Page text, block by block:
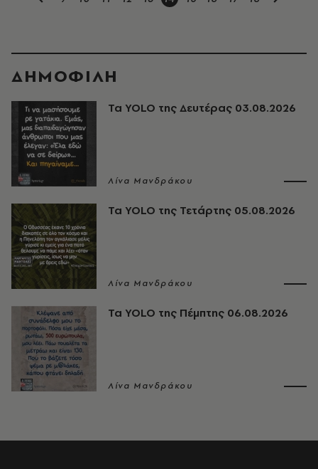
ΔΗΜΟΦΙΛΗ
Τα YOLO της Δευτέρας 03.08.2026
Λίνα Μανδράκου
Τα YOLO της Τετάρτης 05.08.2026
Λίνα Μανδράκου
Τα YOLO της Πέμπτης 06.08.2026
Λίνα Μανδράκου